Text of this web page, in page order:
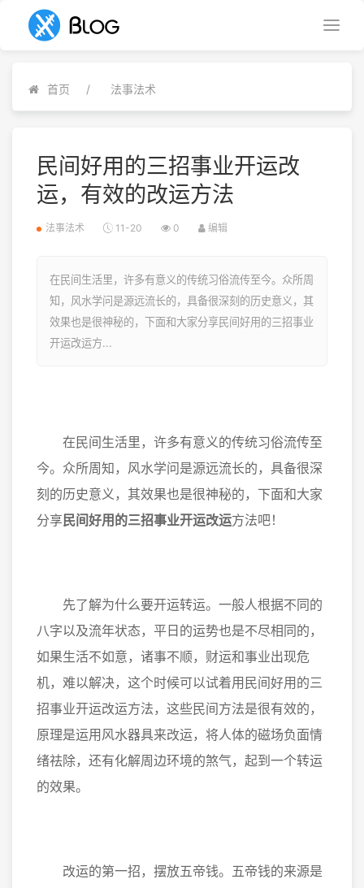
首页 法事法术
民间好用的三招事业开运改
运，有效的改运方法
法事法术 11-20 0 编辑
在民间生活里，许多有意义的传统习俗流传至今。众所周
知，风水学问是源远流长的，具备很深刻的历史意义，其
效果也是很神秘的，下面和大家分享民间好用的三招事业
开运改运方...
在民间生活里，许多有意义的传统习俗流传至
今。众所周知，风水学问是源远流长的，具备很深
刻的历史意义，其效果也是很神秘的，下面和大家
分享民间好用的三招事业开运改运方法吧！
先了解为什么要开运转运。一般人根据不同的
八字以及流年状态，平日的运势也是不尽相同的，
如果生活不如意，诸事不顺，财运和事业出现危
机，难以解决，这个时候可以试着用民间好用的三
招事业开运改运方法，这些民间方法是很有效的，
原理是运用风水器具来改运，将人体的磁场负面情
绪祛除，还有化解周边环境的煞气，起到一个转运
的效果。
改运的第一招，摆放五帝钱。五帝钱的来源是